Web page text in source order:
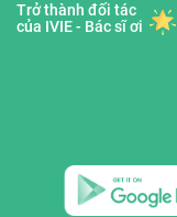
Trở thành đối tác
của IVIE - Bác sĩ ơi